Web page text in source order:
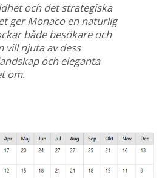
och det strategiska
ger Monaco en naturlig
både besökare och
vill njuta av dess
och eleganta
om.